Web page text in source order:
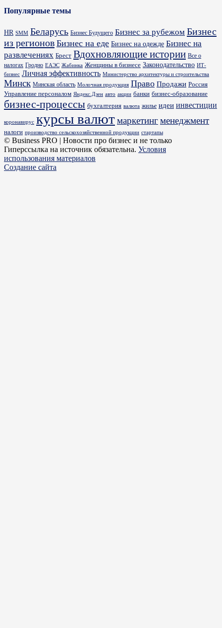
Популярные темы
HR SMM Беларусь Бизнес Будущего Бизнес за рубежом Бизнес
из регионов Бизнес на еде Бизнес на одежде Бизнес на
развлечениях Брест Вдохновляющие истории Все о
налогах Гродно ЕАЭС Жабинка Женщины в бизнесе Законодательство ИТ-
бизнес Личная эффективность Министерство архитектуры и строительства
Минск Минская область Молочная продукция Право Продажи Россия
Управление персоналом Яндекс.Дзен авто акции банки бизнес-образование
бизнес-процессы бухгалтерия валюта жилье идеи инвестиции
коронавирус курсы валютмаркетингменеджмент
налоги производство сельскохозяйственной продукции стартапы
© Business PRO | Новости про бизнес и не только
Гиперссылка на источник обязательна. Условия
использования материалов
Создание сайта